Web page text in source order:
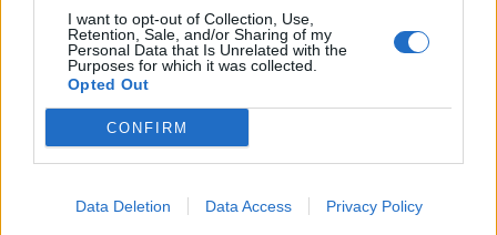
I want to opt-out of Collection, Use,
Retention, Sale, and/or Sharing of my
Personal Data that Is Unrelated with the
Purposes for which it was collected.
Opted Out
CONFIRM
Data Deletion Data Access Privacy Policy
TAIP PAT SKAITYKITE